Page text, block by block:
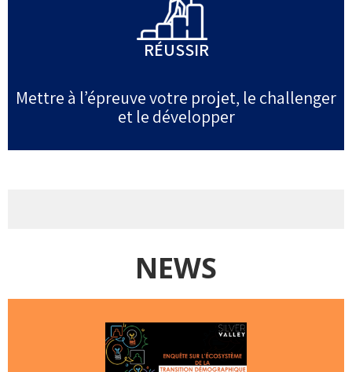
RÉUSSIR
Mettre à l’épreuve votre projet, le challenger
et le développer
NEWS